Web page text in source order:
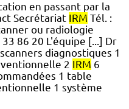
en passant par la
Secrétariat IRM Tél. :
ou radiologie
86 20 L'équipe [...] Dr
diagnostiques 1
2 IRM 6
1 table
1 système